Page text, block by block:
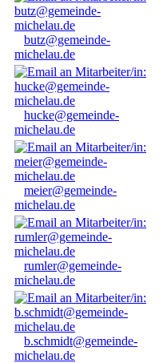
butz@gemeinde-
michelau.de
hucke@gemeinde-
michelau.de
meier@gemeinde-
michelau.de
rumler@gemeinde-
michelau.de
b.schmidt@gemeinde-
michelau.de